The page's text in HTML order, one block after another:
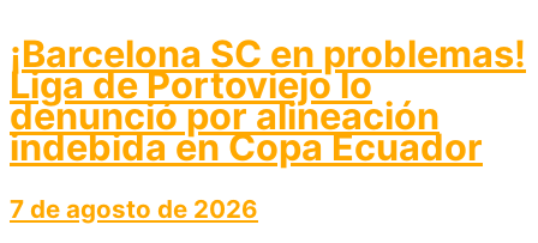
¡Barcelona SC en problemas!
Liga de Portoviejo lo
denunció por alineación
indebida en Copa Ecuador
7 de agosto de 2026